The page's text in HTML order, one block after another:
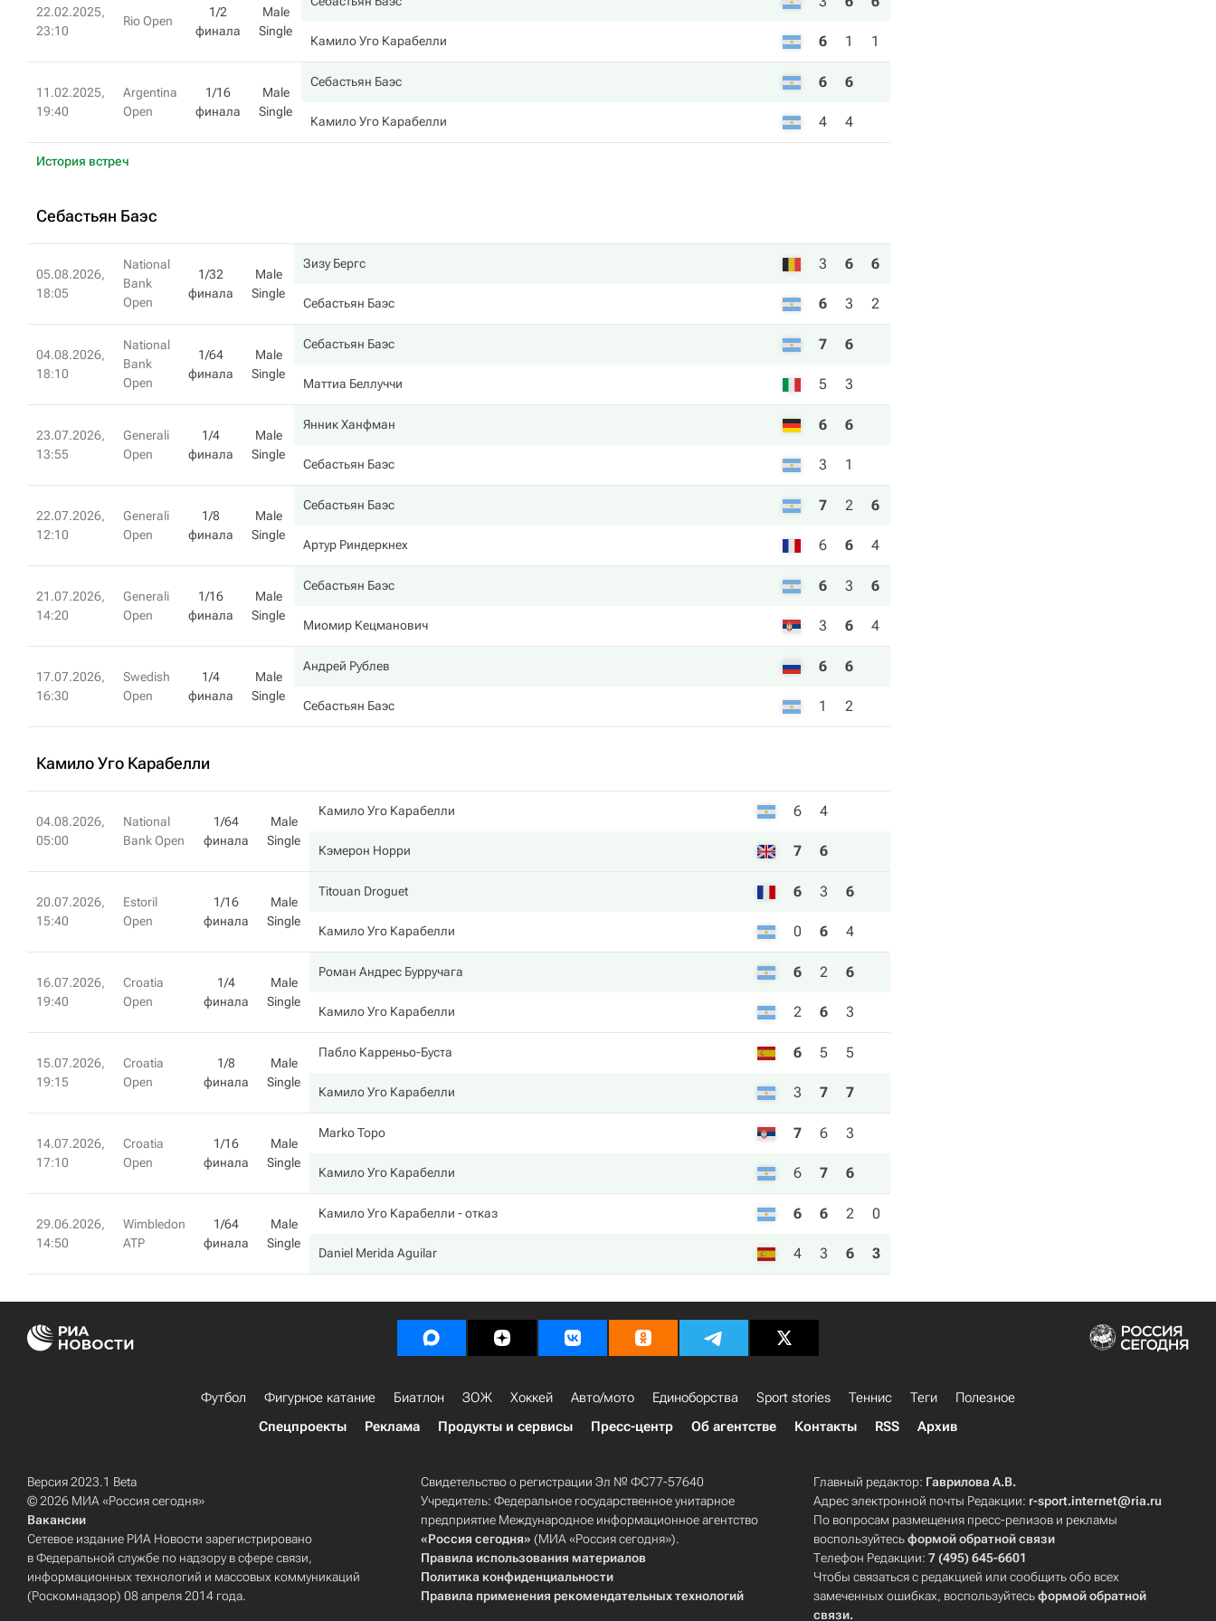
22.02.2025,
23:10
Rio Open
1/2
финала
Male
Single
Камило Уго Карабелли 6 1 1
11.02.2025,
19:40
Argentina
Open
1/16
финала
Male
Single
Себастьян Баэс 6 6
Камило Уго Карабелли 4 4
История встреч
Себастьян Баэс
05.08.2026,
18:05
National
Bank
Open
1/32
финала
Male
Single
Зизу Бергс 3 6 6
Себастьян Баэс 6 3 2
04.08.2026,
18:10
National
Bank
Open
1/64
финала
Male
Single
Себастьян Баэс 7 6
Маттиа Беллуччи 5 3
23.07.2026,
13:55
Generali
Open
1/4
финала
Male
Single
Янник Ханфман 6 6
Себастьян Баэс 3 1
22.07.2026,
12:10
Generali
Open
1/8
финала
Male
Single
Себастьян Баэс 7 2 6
Артур Риндеркнех 6 6 4
21.07.2026,
14:20
Generali
Open
1/16
финала
Male
Single
Себастьян Баэс 6 3 6
Миомир Кецманович 3 6 4
17.07.2026,
16:30
Swedish
Open
1/4
финала
Male
Single
Андрей Рублев 6 6
Себастьян Баэс 1 2
Камило Уго Карабелли
04.08.2026,
05:00
National
Bank Open
1/64
финала
Male
Single
Камило Уго Карабелли 6 4
Кэмерон Норри 7 6
20.07.2026,
15:40
Estoril
Open
1/16
финала
Male
Single
Titouan Droguet 6 3 6
Камило Уго Карабелли 0 6 4
16.07.2026,
19:40
Croatia
Open
1/4
финала
Male
Single
Роман Андрес Бурручага 6 2 6
Камило Уго Карабелли 2 6 3
15.07.2026,
19:15
Croatia
Open
1/8
финала
Male
Single
Пабло Карреньо-Буста 6 5 5
Камило Уго Карабелли 3 7 7
14.07.2026,
17:10
Croatia
Open
1/16
финала
Male
Single
Marko Topo 7 6 3
Камило Уго Карабелли 6 7 6
29.06.2026,
14:50
Wimbledon
ATP
1/64
финала
Male
Single
Камило Уго Карабелли - отказ 6 6 2 0
Daniel Merida Aguilar 4 3 6 3
Футбол Фигурное катание Биатлон ЗОЖ Хоккей Авто/мото Единоборства Sport stories Теннис Теги
Полезное
Спецпроекты
Реклама Продукты и сервисы Пресс-центр Об агентстве Контакты RSS Архив
Версия 2023.1 Beta
© 2026 МИА «Россия сегодня»
Вакансии
Сетевое издание РИА Новости зарегистрировано
в Федеральной службе по надзору в сфере связи,
информационных технологий и массовых коммуникаций
(Роскомнадзор) 08 апреля 2014 года.
Свидетельство о регистрации Эл № ФС77-57640
Учредитель: Федеральное государственное унитарное
предприятие Международное информационное агентство
«Россия сегодня» (МИА «Россия сегодня»).
Правила использования материалов
Политика конфиденциальности
Правила применения рекомендательных технологий
Главный редактор: Гаврилова А.В.
Адрес электронной почты Редакции: r-sport.internet@ria.ru
По вопросам размещения пресс-релизов и рекламы
воспользуйтесьформой обратной связи
Телефон Редакции:7 (495) 645-6601
Чтобы связаться с редакцией или сообщить обо всех
замеченных ошибках, воспользуйтесьформой обратной
связи.